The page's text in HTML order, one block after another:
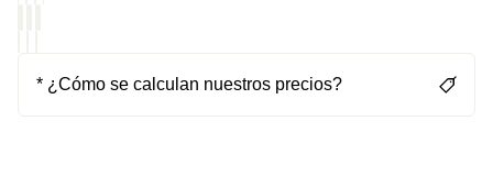
* ¿Cómo se calculan nuestros precios?